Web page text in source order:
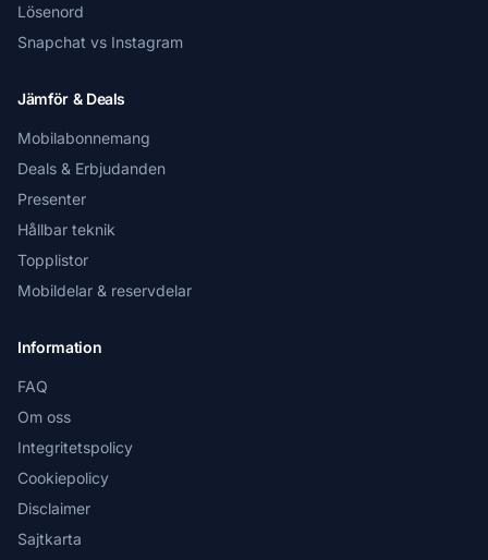
Lösenord
Snapchat vs Instagram
Jämför & Deals
Mobilabonnemang
Deals & Erbjudanden
Presenter
Hållbar teknik
Topplistor
Mobildelar & reservdelar
Information
FAQ
Om oss
Integritetspolicy
Cookiepolicy
Disclaimer
Sajtkarta